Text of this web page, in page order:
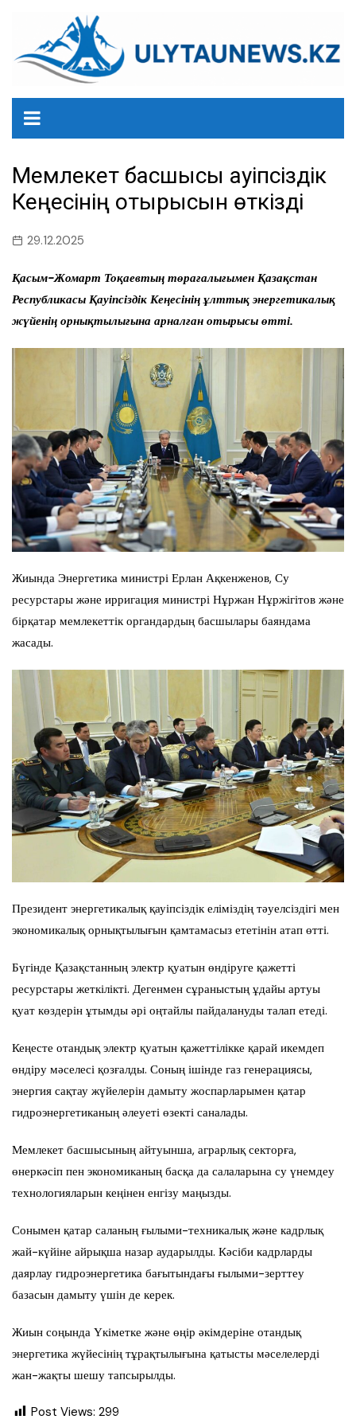
содержанию
Мемлекет басшысы Қауіпсіздік
Кеңесінің отырысын өткізді
29.12.2025
Қасым-Жомарт Тоқаевтың төрағалығымен Қазақстан
Республикасы Қауіпсіздік Кеңесінің ұлттық энергетикалық
жүйенің орнықтылығына арналған отырысы өтті.
Жиында Энергетика министрі Ерлан Ақкенженов, Су
ресурстары және ирригация министрі Нұржан Нұржігітов және
бірқатар мемлекеттік органдардың басшылары баяндама
жасады.
Президент энергетикалық қауіпсіздік еліміздің тәуелсіздігі мен
экономикалық орнықтылығын қамтамасыз ететінін атап өтті.
Бүгінде Қазақстанның электр қуатын өндіруге қажетті
ресурстары жеткілікті. Дегенмен сұраныстың ұдайы артуы
қуат көздерін ұтымды әрі оңтайлы пайдалануды талап етеді.
Кеңесте отандық электр қуатын қажеттілікке қарай икемдеп
өндіру мәселесі қозғалды. Соның ішінде газ генерациясы,
энергия сақтау жүйелерін дамыту жоспарларымен қатар
гидроэнергетиканың әлеуеті өзекті саналады.
Мемлекет басшысының айтуынша, аграрлық секторға,
өнеркәсіп пен экономиканың басқа да салаларына су үнемдеу
технологияларын кеңінен енгізу маңызды.
Сонымен қатар саланың ғылыми-техникалық және кадрлық
жай-күйіне айрықша назар аударылды. Кәсіби кадрларды
даярлау гидроэнергетика бағытындағы ғылыми-зерттеу
базасын дамыту үшін де керек.
Жиын соңында Үкіметке және өңір әкімдеріне отандық
энергетика жүйесінің тұрақтылығына қатысты мәселелерді
жан-жақты шешу тапсырылды.
Post Views: 299